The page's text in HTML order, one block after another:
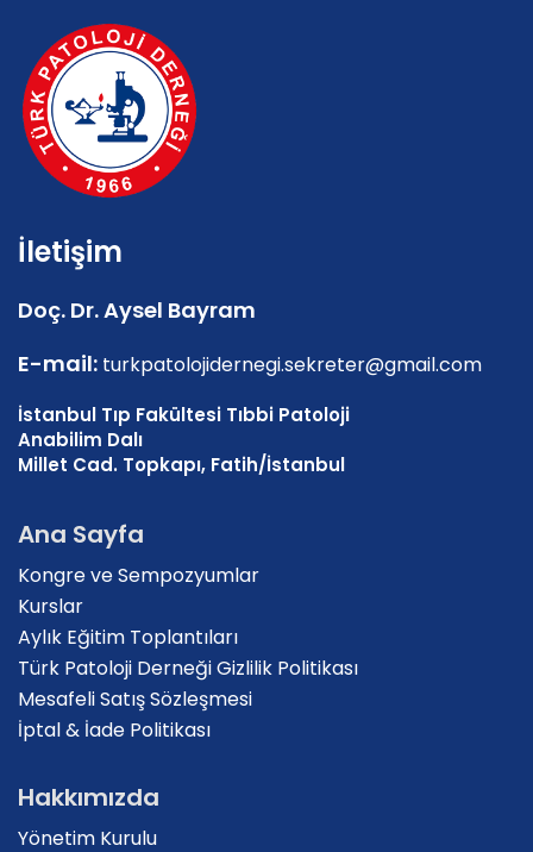
İletişim
Doç. Dr. Aysel Bayram
E-mail: turkpatolojidernegi.sekreter@gmail.com
İstanbul Tıp Fakültesi Tıbbi Patoloji
Anabilim Dalı
Millet Cad. Topkapı, Fatih/İstanbul
Ana Sayfa
Kongre ve Sempozyumlar
Kurslar
Aylık Eğitim Toplantıları
Türk Patoloji Derneği Gizlilik Politikası
Mesafeli Satış Sözleşmesi
İptal & İade Politikası
Hakkımızda
Yönetim Kurulu